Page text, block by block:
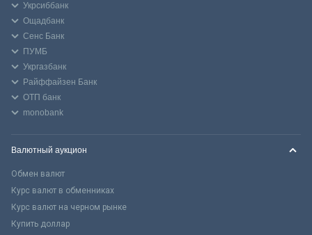
Укрсиббанк
Ощадбанк
Сенс Банк
ПУМБ
Укргазбанк
Райффайзен Банк
ОТП банк
monobank
Валютный аукцион
Обмен валют
Курс валют в обменниках
Курс валют на черном рынке
Купить доллар